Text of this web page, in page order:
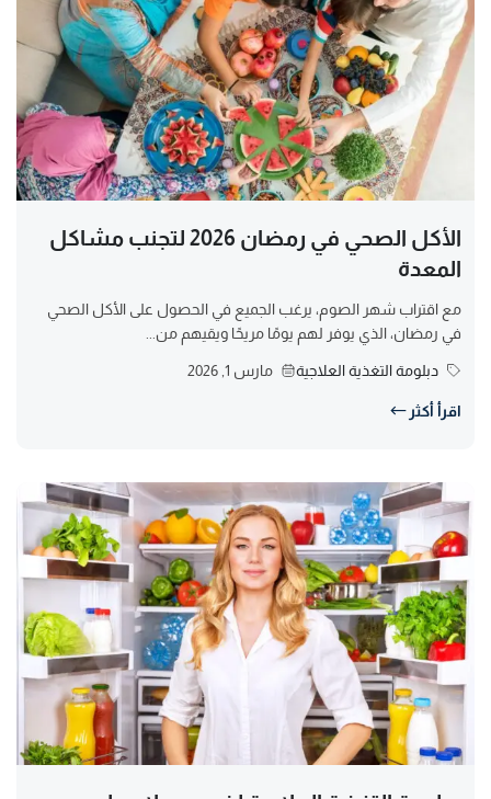
الأكل الصحي في رمضان 2026 لتجنب مشاكل
المعدة
مع اقتراب شهر الصوم، يرغب الجميع في الحصول على الأكل الصحي
في رمضان، الذي يوفر لهم يومًا مريحًا ويقيهم من...
دبلومة التغذية العلاجية مارس 1, 2026
اقرأ أكثر